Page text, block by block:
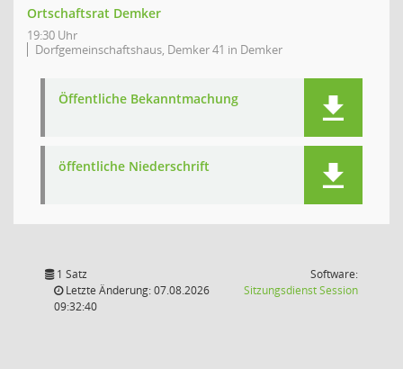
Ortschaftsrat Demker
19:30 Uhr
Dorfgemeinschaftshaus, Demker 41 in Demker
Öffentliche Bekanntmachung
öffentliche Niederschrift
1 Satz
Letzte Änderung: 07.08.2026
09:32:40
Software:
SitzungsdienstSession(Wird in